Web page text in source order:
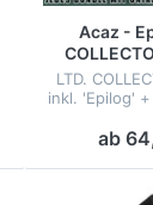
Acaz -
LTD.
inkl. 'Epilog'
mit Stick,
Sticker - auf
ab